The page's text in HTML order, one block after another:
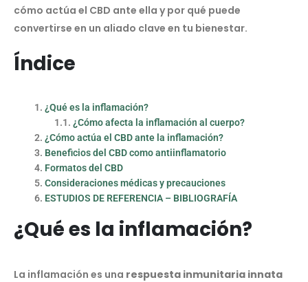
cómo actúa el CBD ante ella y por qué puede
convertirse en un aliado clave en tu bienestar.
Índice
¿Qué es la inflamación?
¿Cómo afecta la inflamación al cuerpo?
¿Cómo actúa el CBD ante la inflamación?
Beneficios del CBD como antiinflamatorio
Formatos del CBD
Consideraciones médicas y precauciones
ESTUDIOS DE REFERENCIA – BIBLIOGRAFÍA
¿Qué es la inflamación?
La inflamación es una respuesta inmunitaria innata